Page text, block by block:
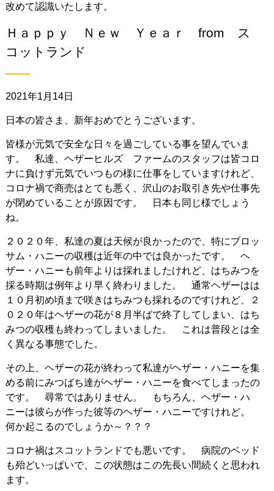
改めて認識いたします。
Ｈａｐｐｙ Ｎｅｗ Ｙｅａｒ from ス
コットランド
2021年1月14日
日本の皆さま、新年おめでとうございます。
皆様が元気で安全な日々を過ごしている事を望んでいま
す。 私達、ヘザーヒルズ ファームのスタッフは皆コロ
ナに負けず元気でいつもの様に仕事をしていますけれど、
コロナ禍で商売はとても悪く、沢山のお取引き先や仕事先
が閉めていることが原因です。 日本も同じ様でしょう
ね。
２０２０年、私達の夏は天候が良かったので、特にブロッ
サム・ハニーの収穫は近年の中では良かったです。 ヘ
ザー・ハニーも前年よりは採れましたけれど、はちみつを
採る時期は例年より早く終わりました。 通常ヘザーはは
１０月初め頃まで咲きはちみつも採れるのですけれど、２
０２０年はヘザーの花が８月半ばで終了してしまい、はち
みつの収穫も終わってしまいました。 これは普段とは全
く異なる事態でした。
その上、ヘザーの花が終わって私達がヘザー・ハニーを集
める前にみつばち達がヘザー・ハニーを食べてしまったの
です。 尋常ではありません。 もちろん、ヘザー・ハ
ニーは彼らが作った彼等のヘザー・ハニーですけれど。
何か起こるのでしょうか～？？？
コロナ禍はスコットランドでも悪いです。 病院のベッド
も殆どいっぱいで、この状態はこの先長い間続くと思われ
ます。